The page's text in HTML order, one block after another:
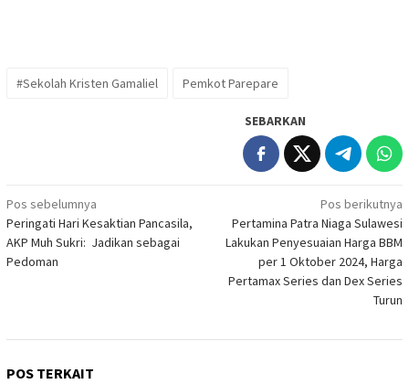
#Sekolah Kristen Gamaliel Pemkot Parepare
SEBARKAN
Navigasi
pos
Pos sebelumnya
Peringati Hari Kesaktian Pancasila,
AKP Muh Sukri: Jadikan sebagai
Pedoman
Pos berikutnya
Pertamina Patra Niaga Sulawesi
Lakukan Penyesuaian Harga BBM
per 1 Oktober 2024, Harga
Pertamax Series dan Dex Series
Turun
POS TERKAIT